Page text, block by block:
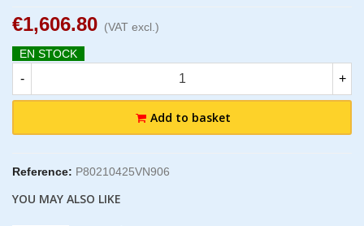
€1,606.80 (VAT excl.)
EN STOCK
- +
Add to basket
Reference: P80210425VN906
YOU MAY ALSO LIKE